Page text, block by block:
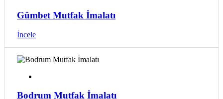
Gümbet Mutfak İmalatı
İncele
Bodrum Mutfak İmalatı